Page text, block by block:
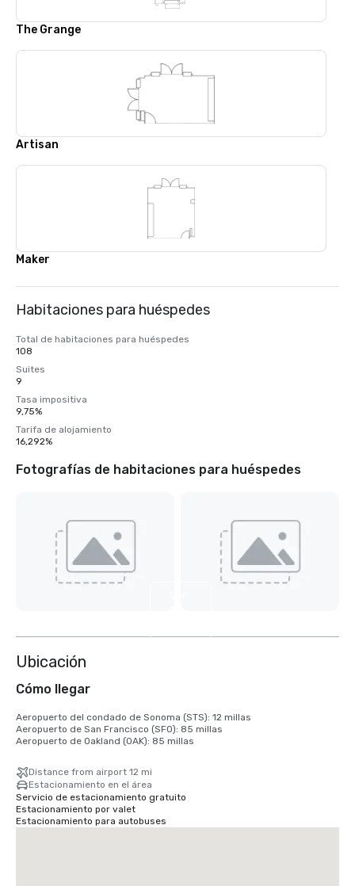
The Grange
Artisan
Maker
Habitaciones para huéspedes
Total de habitaciones para huéspedes
108
Suites
9
Tasa impositiva
9,75%
Tarifa de alojamiento
16,292%
Fotografías de habitaciones para huéspedes
Ubicación
Cómo llegar
Aeropuerto del condado de Sonoma (STS): 12 millas
Aeropuerto de San Francisco (SFO): 85 millas
Aeropuerto de Oakland (OAK): 85 millas
Distance from airport 12 mi
Estacionamiento en el área
Servicio de estacionamiento gratuito
Estacionamiento por valet
Estacionamiento para autobuses